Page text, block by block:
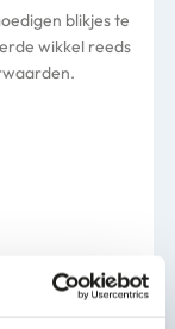
blikjes te
wikkel reeds